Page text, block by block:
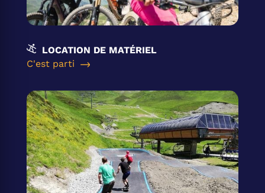
LOCATION DE MATÉRIEL
C'est parti